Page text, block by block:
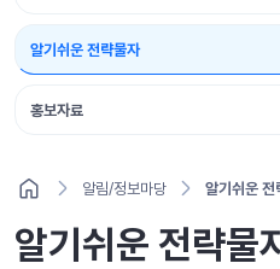
알기쉬운 전략물자
홍보자료
알림/정보마당 알기쉬운 전
알기쉬운 전략물